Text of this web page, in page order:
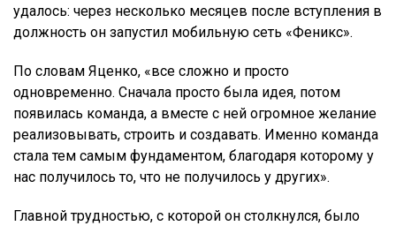
удалось: через несколько месяцев после вступления в
должность он запустил мобильную сеть «Феникс».
По словам Яценко, «все сложно и просто
одновременно. Сначала просто была идея, потом
появилась команда, а вместе с ней огромное желание
реализовывать, строить и создавать. Именно команда
стала тем самым фундаментом, благодаря которому у
нас получилось то, что не получилось у других».
Главной трудностью, с которой он столкнулся, было